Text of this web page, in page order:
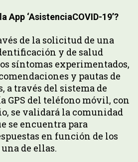
App ‘AsistenciaCOVID-19’?
de la solicitud de una
y de salud
síntomas experimentados,
y pautas de
a través del sistema de
GPS del teléfono móvil, con
se validará la comunidad
se encuentra para
en función de los
de ellas.